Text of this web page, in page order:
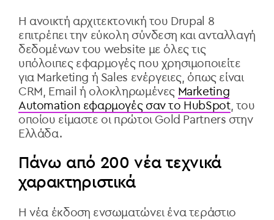
Η ανοικτή αρχιτεκτονική του Drupal 8
επιτρέπει την εύκολη σύνδεση και ανταλλαγή
δεδομένων του website με όλες τις
υπόλοιπες εφαρμογές που χρησιμοποιείτε
για Marketing ή Sales ενέργειες, όπως είναι
CRM, Email ή ολοκληρωμένες Marketing
Automation εφαρμογές σαν το HubSpot, του
οποίου είμαστε οι πρώτοι Gold Partners στην
Ελλάδα.
Πάνω από 200 νέα τεχνικά
χαρακτηριστικά
Η νέα έκδοση ενσωματώνει ένα τεράστιο